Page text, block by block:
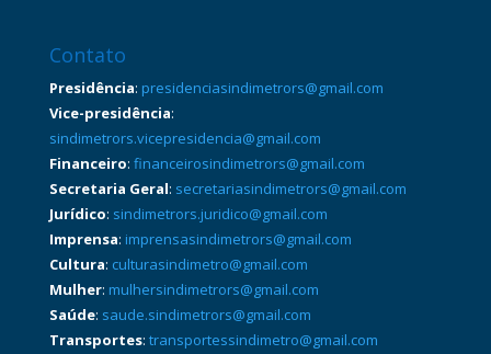
Contato
Presidência: presidenciasindimetrors@gmail.com
Vice-presidência:
sindimetrors.vicepresidencia@gmail.com
Financeiro: financeirosindimetrors@gmail.com
Secretaria Geral: secretariasindimetrors@gmail.com
Jurídico: sindimetrors.juridico@gmail.com
Imprensa: imprensasindimetrors@gmail.com
Cultura: culturasindimetro@gmail.com
Mulher: mulhersindimetrors@gmail.com
Saúde: saude.sindimetrors@gmail.com
Transportes: transportessindimetro@gmail.com